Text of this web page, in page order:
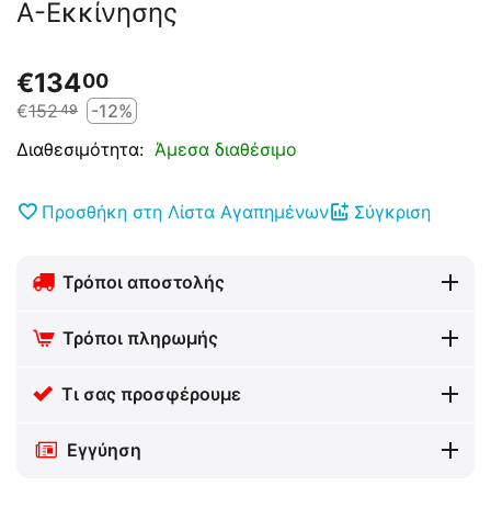
A-Εκκίνησης
€13400
€15249
-12%
Διαθεσιμότητα: Άμεσα διαθέσιμο
Προσθήκη στη Λίστα Αγαπημένων Σύγκριση
Τρόποι αποστολής
Τρόποι πληρωμής
Τι σας προσφέρουμε
Εγγύηση